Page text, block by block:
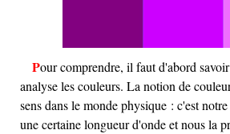
Pour comprendre, il faut d'abord savoir comment le cerveau
analyse les couleurs. La notion de
sens dans le monde physique : c'est
une certaine longueur d'onde et nous la